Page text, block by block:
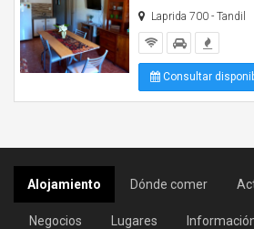
Laprida 700 - Tandil
Consultar
Alojamiento Dónde comer
Negocios Lugares